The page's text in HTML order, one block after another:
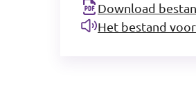
Download
Het bestand